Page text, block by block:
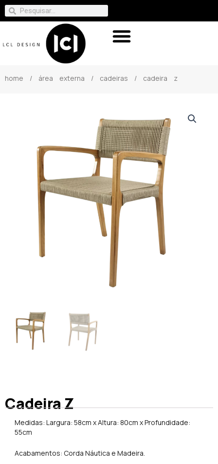
home / área externa / cadeiras / cadeira z
Cadeira Z
Medidas: Largura: 58cm x Altura: 80cm x Profundidade:
55cm
Acabamentos: Corda Náutica e Madeira.